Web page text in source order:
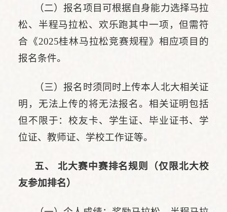
（二）报名项目可根据自身能力选择马拉
松、半程马拉松、欢乐跑其中一项，但需符
合《2025桂林马拉松竞赛规程》相应项目的
报名条件。
（三）报名时须同时上传本人北大相关证
明，无法上传的将无法报名。相关证明包括
但不限于：校友卡、学生证、毕业证书、学
位证、教师证、学校工作证等。
五、 北大赛中赛排名规则（仅限北大校
友参加排名）